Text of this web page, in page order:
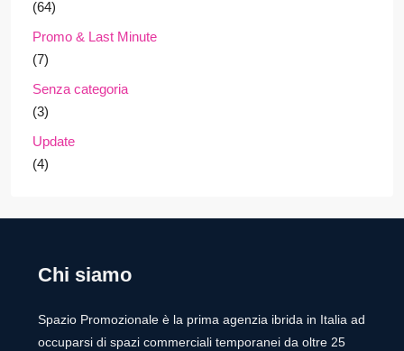
(64)
Promo & Last Minute
(7)
Senza categoria
(3)
Update
(4)
Chi siamo
Spazio Promozionale è la prima agenzia ibrida in Italia ad
occuparsi di spazi commerciali temporanei da oltre 25